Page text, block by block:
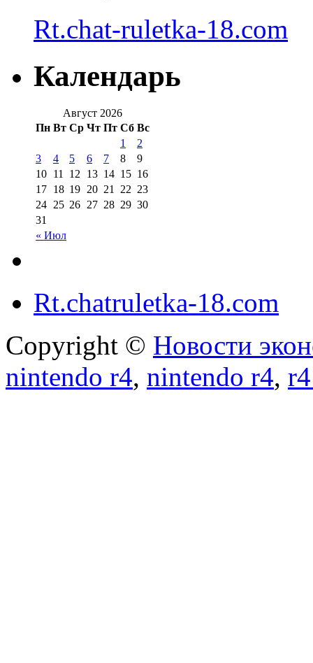
Rt.chat-ruletka-18.com
Календарь
Август 2026
Пн Вт Ср Чт Пт Сб Вс
« Июл
1
2
3
4 5 6 7 8
9
10 11 12 13 14 15 16
17 18 19 20 21 22 23
24 25 26 27 28 29 30
31
Rt.chatruletka-18.com
Copyright © Новости
nintendo r4, nintendo r4,